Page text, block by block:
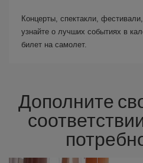
Концерты, спектакли,
узнайте о лучших событиях в
билет на самолет.
Дополните